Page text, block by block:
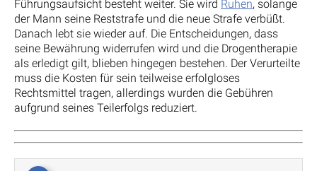
Führungsaufsicht besteht weiter. Sie wird Ruhen, solange
der Mann seine Reststrafe und die neue Strafe verbüßt.
Danach lebt sie wieder auf. Die Entscheidungen, dass
seine Bewährung widerrufen wird und die Drogentherapie
als erledigt gilt, blieben hingegen bestehen. Der Verurteilte
muss die Kosten für sein teilweise erfolgloses
Rechtsmittel tragen, allerdings wurden die Gebühren
aufgrund seines Teilerfolgs reduziert.